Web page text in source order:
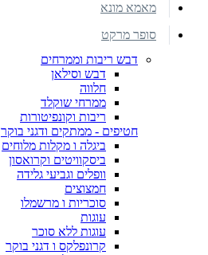
מאמא מונא
סופר מרקט
דבש ריבות וממרחים
דבש וסילאן
חלווה
ממרחי שוקלד
ריבות וקונפיטורות
חטיפים - ממתקים ודגני בוקר
ביגלה ו מקלות מלוחים
ביסקוויטים וקרואסון
וופלים וגביעי גלידה
חמצוצים
סוכריות ו מרשמלו
עוגות
עוגות ללא סוכר
קרונפלקס ו דגני בוקר